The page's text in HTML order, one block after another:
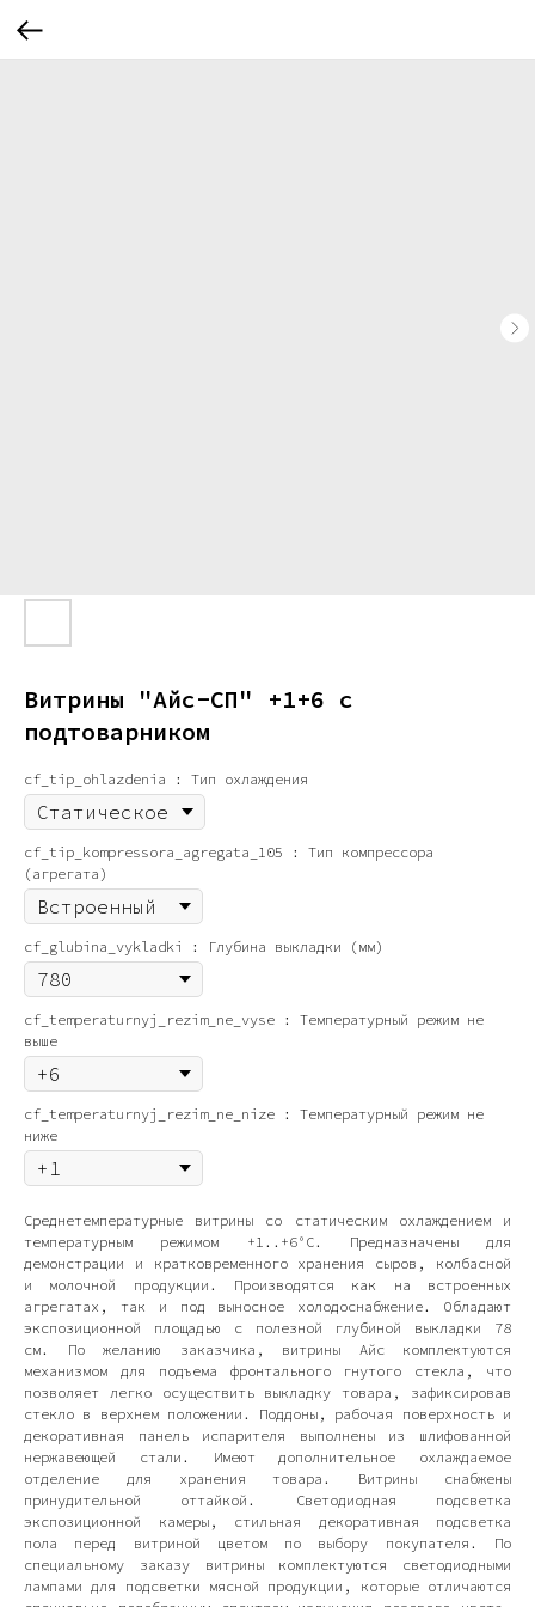
Витрины "Айс-СП" +1+6 с
подтоварником
cf_tip_ohlazdenia : Тип охлаждения
cf_tip_kompressora_agregata_105 : Тип компрессора
(агрегата)
cf_glubina_vykladki : Глубина выкладки (мм)
cf_temperaturnyj_rezim_ne_vyse : Температурный режим не
выше
cf_temperaturnyj_rezim_ne_nize : Температурный режим не
ниже
Среднетемпературные витрины со статическим охлаждением и
температурным режимом +1..+6°С. Предназначены для
демонстрации и кратковременного хранения сыров, колбасной
и молочной продукции. Производятся как на встроенных
агрегатах, так и под выносное холодоснабжение. Обладают
экспозиционной площадью с полезной глубиной выкладки 78
см. По желанию заказчика, витрины Айс комплектуются
механизмом для подъема фронтального гнутого стекла, что
позволяет легко осуществить выкладку товара, зафиксировав
стекло в верхнем положении. Поддоны, рабочая поверхность и
декоративная панель испарителя выполнены из шлифованной
нержавеющей стали. Имеют дополнительное охлаждаемое
отделение для хранения товара. Витрины снабжены
принудительной оттайкой. Светодиодная подсветка
экспозиционной камеры, стильная декоративная подсветка
пола перед витриной цветом по выбору покупателя. По
специальному заказу витрины комплектуются светодиодными
лампами для подсветки мясной продукции, которые отличаются